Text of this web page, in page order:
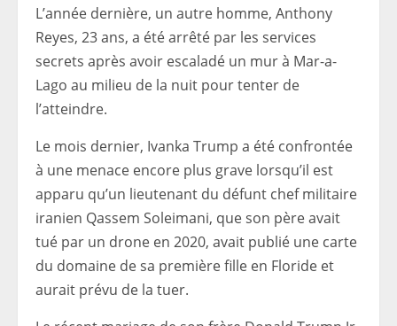
L’année dernière, un autre homme, Anthony
Reyes, 23 ans, a été arrêté par les services
secrets après avoir escaladé un mur à Mar-a-
Lago au milieu de la nuit pour tenter de
l’atteindre.
Le mois dernier, Ivanka Trump a été confrontée
à une menace encore plus grave lorsqu’il est
apparu qu’un lieutenant du défunt chef militaire
iranien Qassem Soleimani, que son père avait
tué par un drone en 2020, avait publié une carte
du domaine de sa première fille en Floride et
aurait prévu de la tuer.